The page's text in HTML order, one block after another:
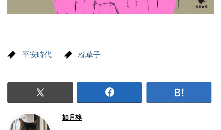
平安時代 枕草子
如月柊